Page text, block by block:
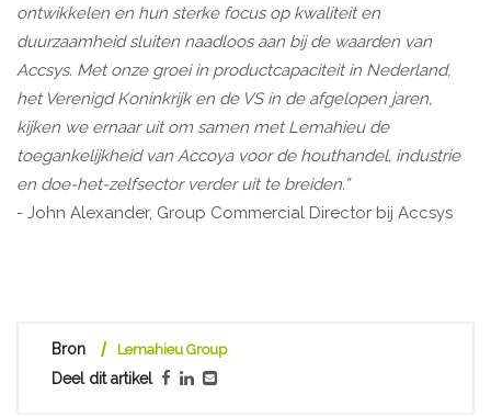
ontwikkelen en hun sterke focus op kwaliteit en
duurzaamheid sluiten naadloos aan bij de waarden van
Accsys. Met onze groei in productcapaciteit in Nederland,
het Verenigd Koninkrijk en de VS in de afgelopen jaren,
kijken we ernaar uit om samen met Lemahieu de
toegankelijkheid van Accoya voor de houthandel, industrie
en doe-het-zelfsector verder uit te breiden.”
- John Alexander, Group Commercial Director bij Accsys
Bron Lemahieu Group
Deel dit artikel